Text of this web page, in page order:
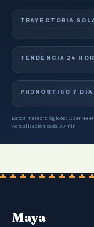
TRAYECTORIA
TENDENCIA 24
PRONÓSTICO 7
Datos meteorológicos: Open-
Actualización cada 30 min
Maya